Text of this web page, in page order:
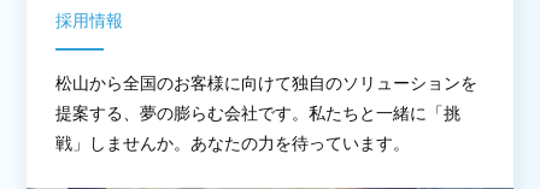
採用情報
松山から全国のお客様に向けて独自のソリューションを
提案する、夢の膨らむ会社です。私たちと一緒に「挑
戦」しませんか。あなたの力を待っています。